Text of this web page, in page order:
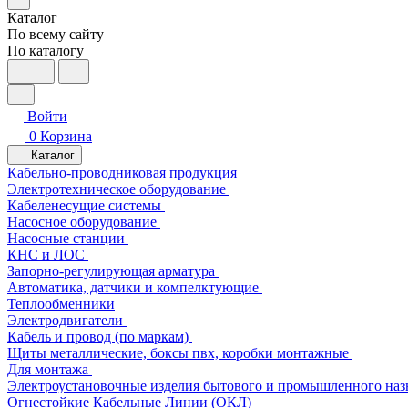
Каталог
По всему сайту
По каталогу
Войти
0 Корзина
Каталог
Кабельно-проводниковая продукция
Электротехническое оборудование
Кабеленесущие системы
Насосное оборудование
Насосные станции
КНС и ЛОС
Запорно-регулирующая арматура
Автоматика, датчики и компелктующие
Теплообменники
Электродвигатели
Кабель и провод (по маркам)
Щиты металлические, боксы пвх, коробки монтажные
Для монтажа
Электроустановочные изделия бытового и промышленного
Огнестойкие Кабельные Линии (ОКЛ)